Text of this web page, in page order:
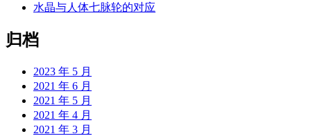
水晶与人体七脉轮的对应
归档
2023 年 5 月
2021 年 6 月
2021 年 5 月
2021 年 4 月
2021 年 3 月